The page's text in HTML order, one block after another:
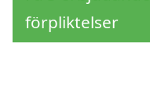
förpliktelser